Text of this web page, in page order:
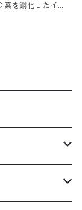
葉を銅化したイ